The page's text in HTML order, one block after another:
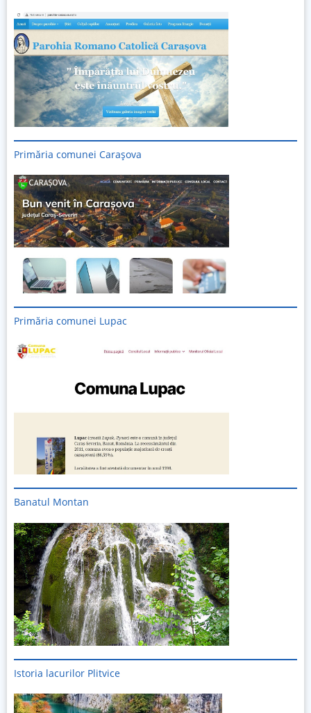
Primăria comunei Carașova
Primăria comunei Lupac
Banatul Montan
Istoria lacurilor Plitvice
Imagine